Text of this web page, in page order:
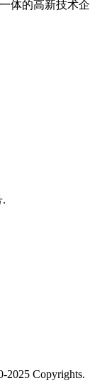
体的高新技术企
.
2025 Copyrights.